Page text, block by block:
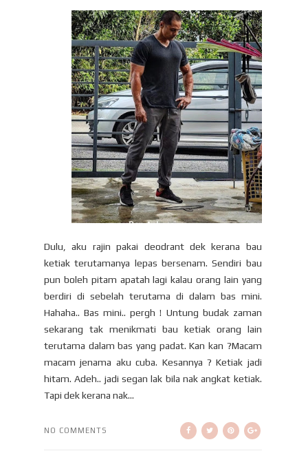
Dulu, aku rajin pakai deodrant dek kerana bau
ketiak terutamanya lepas bersenam. Sendiri bau
pun boleh pitam apatah lagi kalau orang lain yang
berdiri di sebelah terutama di dalam bas mini.
Hahaha.. Bas mini.. pergh ! Untung budak zaman
sekarang tak menikmati bau ketiak orang lain
terutama dalam bas yang padat. Kan kan ?Macam
macam jenama aku cuba. Kesannya ? Ketiak jadi
hitam. Adeh.. jadi segan lak bila nak angkat ketiak.
Tapi dek kerana nak...
NO COMMENTS